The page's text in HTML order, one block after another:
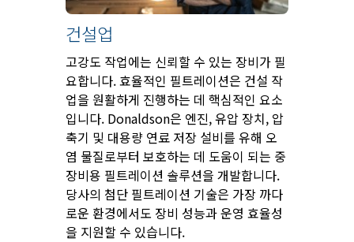
건설업
고강도 작업에는 신뢰할 수 있는 장비가 필
요합니다. 효율적인 필트레이션은 건설 작
업을 원활하게 진행하는 데 핵심적인 요소
입니다. Donaldson은 엔진, 유압 장치, 압
축기 및 대용량 연료 저장 설비를 유해 오
염 물질로부터 보호하는 데 도움이 되는 중
장비용 필트레이션 솔루션을 개발합니다.
당사의 첨단 필트레이션 기술은 가장 까다
로운 환경에서도 장비 성능과 운영 효율성
을 지원할 수 있습니다.